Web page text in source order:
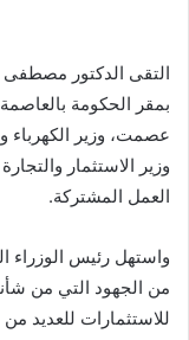
التقى الدكتور مصطفى
بمقر الحكومة
عصمت، وزير الكهرباء
وزير الاستثمار
العمل المشتركة.
واستهل رئيس الوزراء
من الجهود التي من
للاستثمارات للعديد